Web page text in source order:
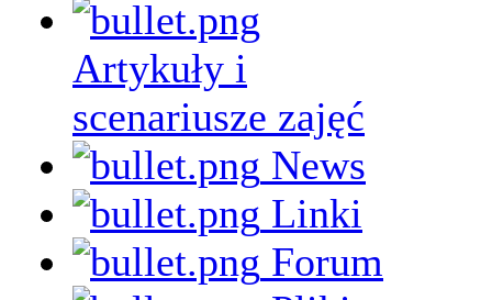
Artykuły i
scenariusze zajęć
News
Linki
Forum